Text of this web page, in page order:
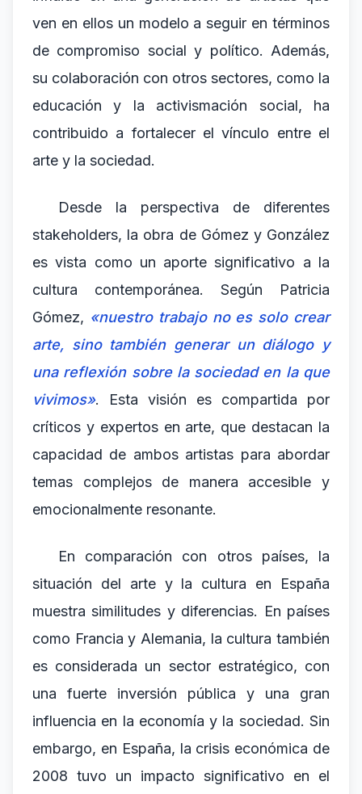
ven en ellos un modelo a seguir en términos
de compromiso social y político. Además,
su colaboración con otros sectores, como la
educación y la activismación social, ha
contribuido a fortalecer el vínculo entre el
arte y la sociedad.
Desde la perspectiva de diferentes
stakeholders, la obra de Gómez y González
es vista como un aporte significativo a la
cultura contemporánea. Según Patricia
Gómez, «nuestro trabajo no es solo crear
arte, sino también generar un diálogo y
una reflexión sobre la sociedad en la que
vivimos». Esta visión es compartida por
críticos y expertos en arte, que destacan la
capacidad de ambos artistas para abordar
temas complejos de manera accesible y
emocionalmente resonante.
En comparación con otros países, la
situación del arte y la cultura en España
muestra similitudes y diferencias. En países
como Francia y Alemania, la cultura también
es considerada un sector estratégico, con
una fuerte inversión pública y una gran
influencia en la economía y la sociedad. Sin
embargo, en España, la crisis económica de
2008 tuvo un impacto significativo en el